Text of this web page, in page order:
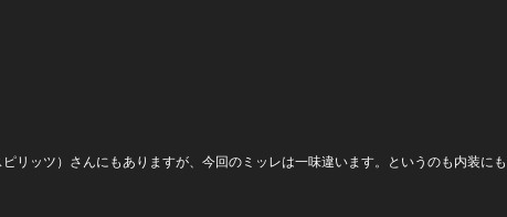
リッツ）さんにもありますが、今回のミッレは一味違います。というのも内装に